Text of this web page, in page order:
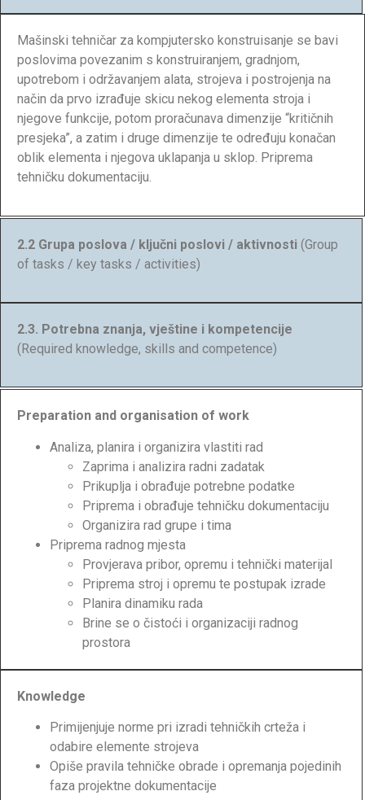
Mašinski tehničar za kompjutersko konstruisanje se bavi
poslovima povezanim s konstruiranjem, gradnjom,
upotrebom i održavanjem alata, strojeva i postrojenja na
način da prvo izrađuje skicu nekog elementa stroja i
njegove funkcije, potom proračunava dimenzije “kritičnih
presjeka”, a zatim i druge dimenzije te određuju konačan
oblik elementa i njegova uklapanja u sklop. Priprema
tehničku dokumentaciju.
2.2 Grupa poslova / ključni poslovi / aktivnosti (Group
of tasks / key tasks / activities)
2.3. Potrebna znanja, vještine i kompetencije
(Required knowledge, skills and competence)
Preparation and organisation of work
Analiza, planira i organizira vlastiti rad
Zaprima i analizira radni zadatak
Prikuplja i obrađuje potrebne podatke
Priprema i obrađuje tehničku dokumentaciju
Organizira rad grupe i tima
Priprema radnog mjesta
Provjerava pribor, opremu i tehnički materijal
Priprema stroj i opremu te postupak izrade
Planira dinamiku rada
Brine se o čistoći i organizaciji radnog
prostora
Knowledge
Primijenjuje norme pri izradi tehničkih crteža i
odabire elemente strojeva
Opiše pravila tehničke obrade i opremanja pojedinih
faza projektne dokumentacije